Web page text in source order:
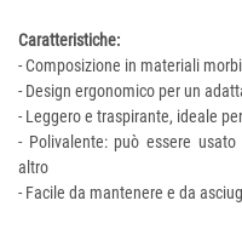
Caratteristiche:
- Composizione in materiali
- Design ergonomico per un
- Leggero e traspirante, ideale
- Polivalente: può essere
altro
- Facile da mantenere e da